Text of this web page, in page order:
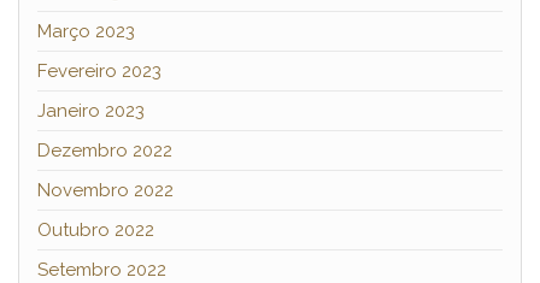
Março 2023
Fevereiro 2023
Janeiro 2023
Dezembro 2022
Novembro 2022
Outubro 2022
Setembro 2022